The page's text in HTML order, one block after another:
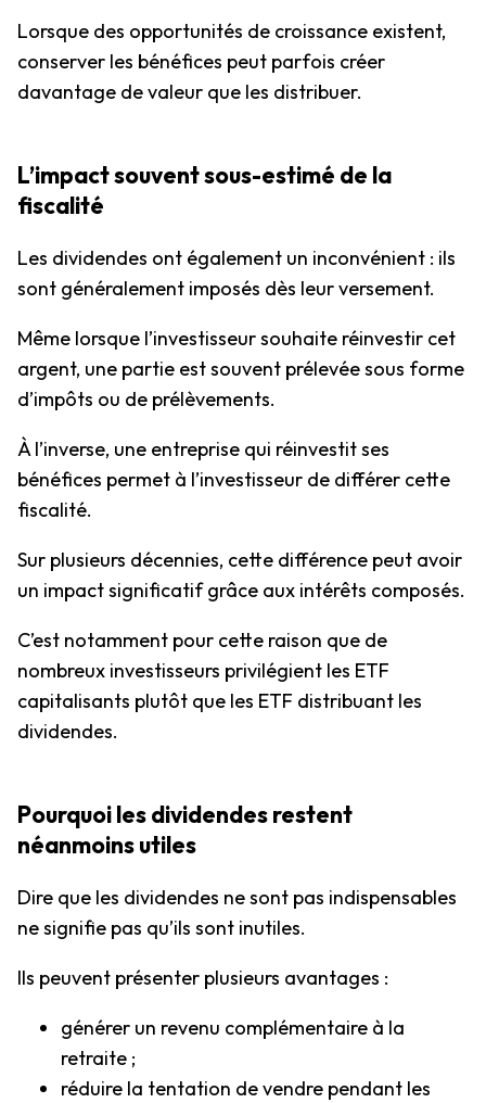
Lorsque des opportunités de croissance existent,
conserver les bénéfices peut parfois créer
davantage de valeur que les distribuer.
L’impact souvent sous-estimé de la
fiscalité
Les dividendes ont également un inconvénient : ils
sont généralement imposés dès leur versement.
Même lorsque l’investisseur souhaite réinvestir cet
argent, une partie est souvent prélevée sous forme
d’impôts ou de prélèvements.
À l’inverse, une entreprise qui réinvestit ses
bénéfices permet à l’investisseur de différer cette
fiscalité.
Sur plusieurs décennies, cette différence peut avoir
un impact significatif grâce aux intérêts composés.
C’est notamment pour cette raison que de
nombreux investisseurs privilégient les ETF
capitalisants plutôt que les ETF distribuant les
dividendes.
Pourquoi les dividendes restent
néanmoins utiles
Dire que les dividendes ne sont pas indispensables
ne signifie pas qu’ils sont inutiles.
Ils peuvent présenter plusieurs avantages :
générer un revenu complémentaire à la
retraite ;
réduire la tentation de vendre pendant les